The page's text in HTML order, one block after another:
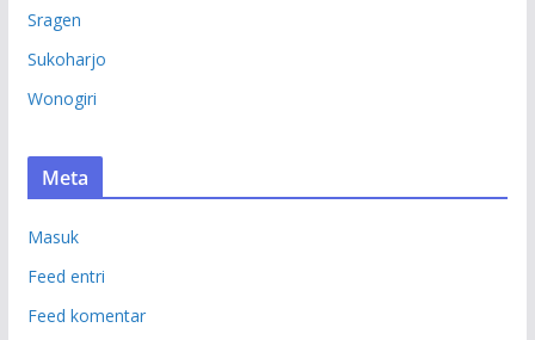
Sragen
Sukoharjo
Wonogiri
Meta
Masuk
Feed entri
Feed komentar